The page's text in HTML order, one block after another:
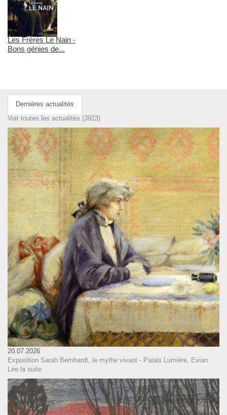
Les Frères Le Nain -
Bons génies de...
Dernières actualités
Voir toutes les actualités (3923)
20.07.2026
Exposition Sarah Bernhardt, le mythe vivant - Palais Lumière, Evian
Lire la suite